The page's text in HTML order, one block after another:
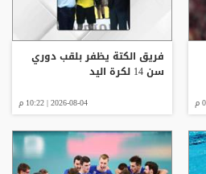
فريق الكتة يظفر بلقب دوري
سن 14 لكرة اليد
2026-08-04 | 10:22 م